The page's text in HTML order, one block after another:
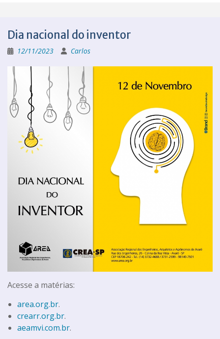
Dia nacional do inventor
12/11/2023 Carlos
Acesse a matérias:
area.org.br.
crearr.org.br.
aeamvi.com.br.